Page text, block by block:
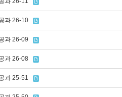
과 26-10
과 26-09
과 26-08
과 25-51